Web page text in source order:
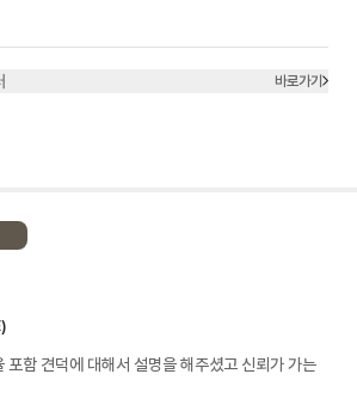
바로가기
포함 견덕에 대해서 설명을 해주셨고 신뢰가 가는